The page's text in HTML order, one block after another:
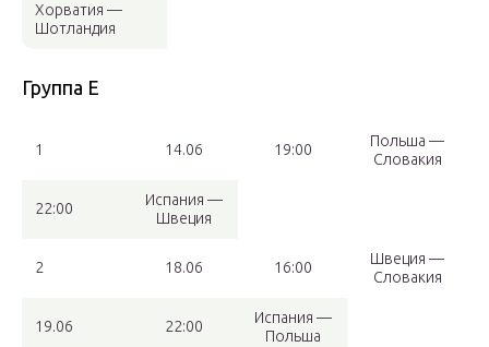
Хорватия —
Шотландия
Группа E
1 14.06 19:00
Польша —
Словакия
22:00
Испания —
Швеция
2 18.06 16:00
Швеция —
Словакия
19.06 22:00
Испания —
Польша